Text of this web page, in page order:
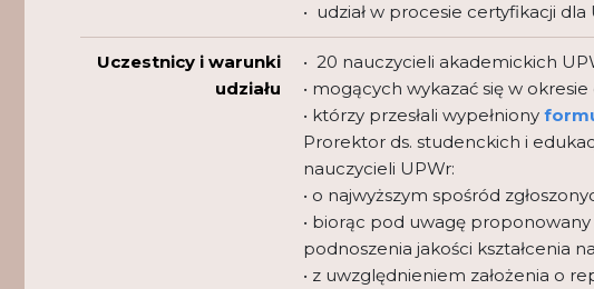
• udział w procesie certyfikacji dla
Uczestnicy i warunki
udziału
• 20 nauczycieli akademickich
• mogących wykazać się w
• którzy przesłali wypełniony
Prorektor ds. studenckich i
nauczycieli UPWr:
• o najwyższym spośród
• biorąc pod uwagę
podnoszenia jakości kształcenia
• z uwzględnieniem założenia o